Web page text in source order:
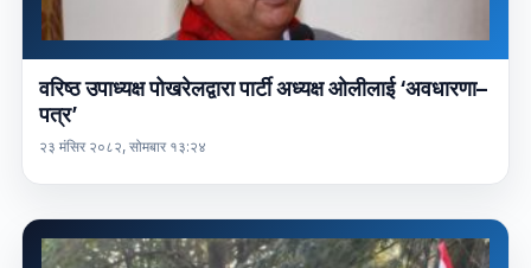
वरिष्ठ उपाध्यक्ष पोखरेलद्वारा पार्टी अध्यक्ष ओलीलाई ‘अवधारणा–
पत्र’
२३ मंसिर २०८२, सोमबार १३:२४